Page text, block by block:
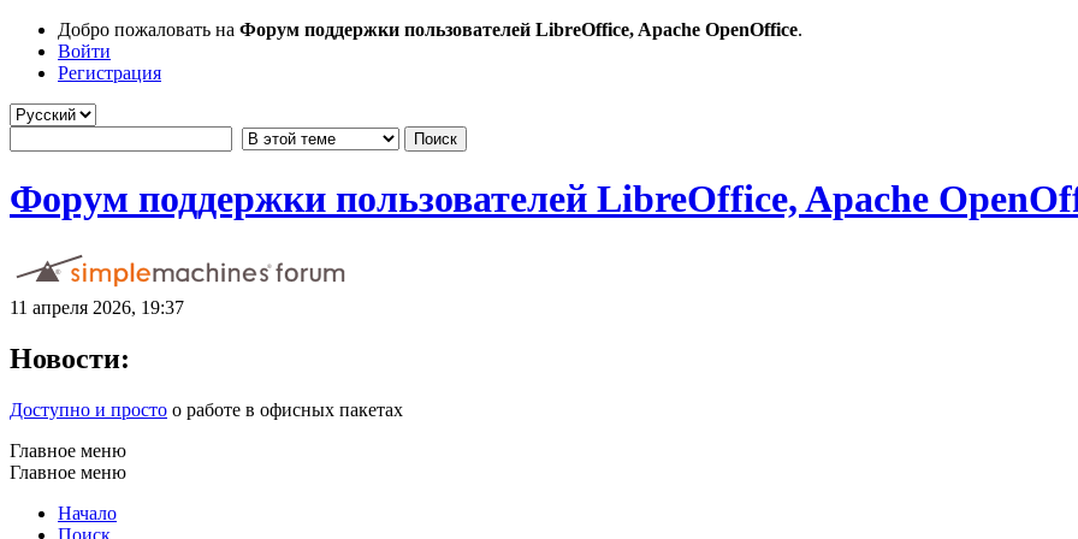
Добро пожаловать на Форум поддержки пользователей LibreOffice, Apache OpenOffice.
Войти
Регистрация
Форум поддержки пользователей LibreOffice, Apache
11 апреля 2026, 19:37
Новости:
Доступно и просто о работе в офисных пакетах
Главное меню
Главное меню
Начало
Поиск